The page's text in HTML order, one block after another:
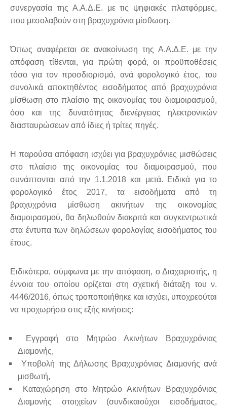
συνεργασία της Α.Α.Δ.Ε. με τις ψηφιακές πλατφόρμες,
που μεσολαβούν στη βραχυχρόνια μίσθωση.
Όπως αναφέρεται σε ανακοίνωση της Α.Α.Δ.Ε. με την
απόφαση τίθενται, για πρώτη φορά, οι προϋποθέσεις
τόσο για τον προσδιορισμό, ανά φορολογικό έτος, του
συνολικά αποκτηθέντος εισοδήματος από βραχυχρόνια
μίσθωση στο πλαίσιο της οικονομίας του διαμοιρασμού,
όσο και της δυνατότητας διενέργειας ηλεκτρονικών
διασταυρώσεων από ίδιες ή τρίτες πηγές.
Η παρούσα απόφαση ισχύει για βραχυχρόνιες μισθώσεις
στο πλαίσιο της οικονομίας του διαμοιρασμού, που
συνάπτονται από την 1.1.2018 και μετά. Ειδικά για το
φορολογικό έτος 2017, τα εισοδήματα από τη
βραχυχρόνια μίσθωση ακινήτων της οικονομίας
διαμοιρασμού, θα δηλωθούν διακριτά και συγκεντρωτικά
στα έντυπα των δηλώσεων φορολογίας εισοδήματος του
έτους.
Ειδικότερα, σύμφωνα με την απόφαση, ο Διαχειριστής, η
έννοια του οποίου ορίζεται στη σχετική διάταξη του ν.
4446/2016, όπως τροποποιήθηκε και ισχύει, υποχρεούται
να προχωρήσει στις εξής κινήσεις:
Εγγραφή στο Μητρώο Ακινήτων Βραχυχρόνιας
Διαμονής,
Yποβολή της Δήλωσης Βραχυχρόνιας Διαμονής ανά
μισθωτή,
Καταχώρηση στο Μητρώο Ακινήτων Βραχυχρόνιας
Διαμονής στοιχείων (συνδικαιούχοι εισοδήματος,